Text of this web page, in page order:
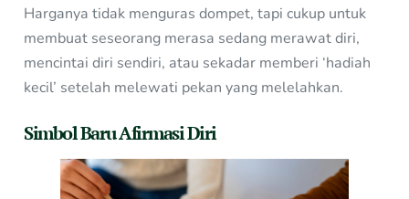
Harganya tidak menguras dompet, tapi cukup untuk
membuat seseorang merasa sedang merawat diri,
mencintai diri sendiri, atau sekadar memberi ‘hadiah
kecil’ setelah melewati pekan yang melelahkan.
Simbol Baru Afirmasi Diri